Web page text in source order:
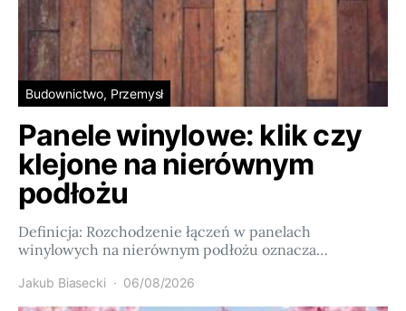
Budownictwo, Przemysł
Panele winylowe: klik czy
klejone na nierównym
podłożu
Definicja: Rozchodzenie łączeń w panelach
winylowych na nierównym podłożu oznacza…
Jakub Biasecki 06/08/2026